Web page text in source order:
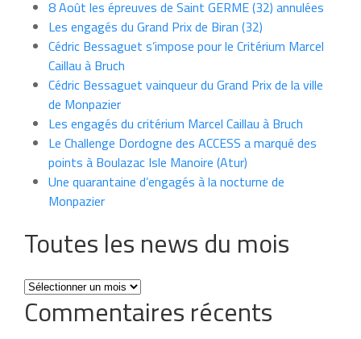
8 Août les épreuves de Saint GERME (32) annulées
Les engagés du Grand Prix de Biran (32)
Cédric Bessaguet s’impose pour le Critérium Marcel
Caillau à Bruch
Cédric Bessaguet vainqueur du Grand Prix de la ville
de Monpazier
Les engagés du critérium Marcel Caillau à Bruch
Le Challenge Dordogne des ACCESS a marqué des
points à Boulazac Isle Manoire (Atur)
Une quarantaine d’engagés à la nocturne de
Monpazier
Toutes les news du mois
Toutes
les
news
Commentaires récents